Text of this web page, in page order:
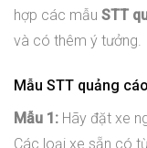
hợp các mẫu STT
và có thêm ý tưởng.
Mẫu STT quảng
Mẫu 1: Hãy đặt xe
Các loại xe sẵn có